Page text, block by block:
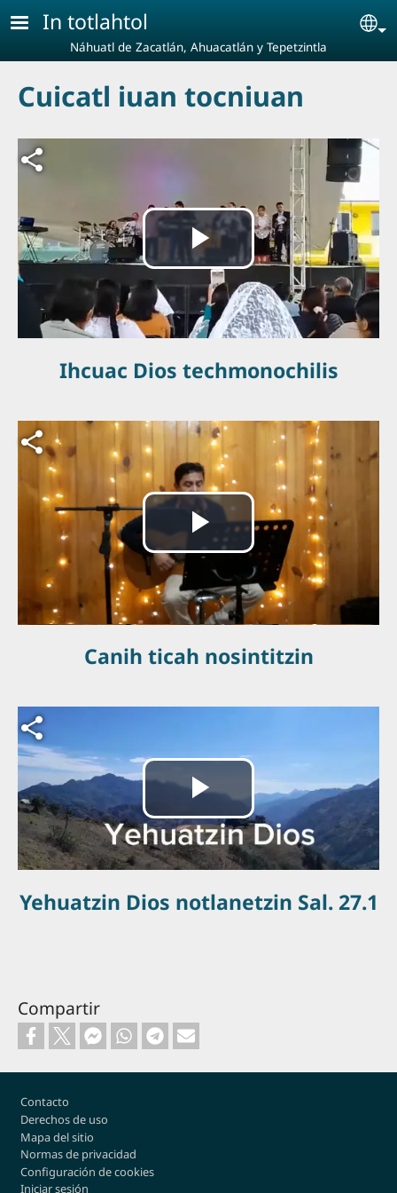
Pasar al contenido principal
In totlahtol
Náhuatl de Zacatlán, Ahuacatlán y Tepetzintla
Cuicatl iuan tocniuan
Archivo de vídeo
Reproducir
Vídeo
Ihcuac Dios techmonochilis
Archivo de vídeo
Reproducir
Vídeo
Canih ticah nosintitzin
Archivo de vídeo
Reproducir
Vídeo
Yehuatzin Dios notlanetzin Sal. 27.1
Compartir
Footer
Contacto
Derechos de uso
Mapa del sitio
Normas de privacidad
Configuración de cookies
Iniciar sesión